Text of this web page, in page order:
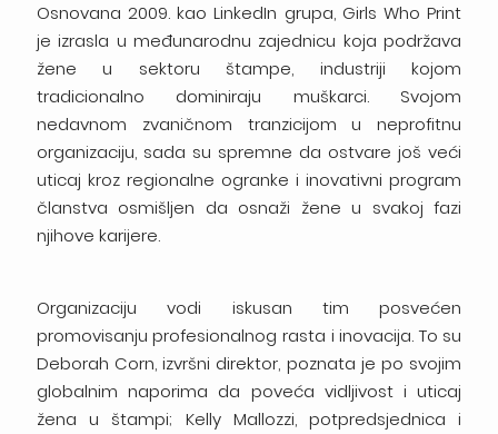
Osnovana 2009. kao LinkedIn grupa, Girls Who Print
je izrasla u međunarodnu zajednicu koja podržava
žene u sektoru štampe, industriji kojom
tradicionalno dominiraju muškarci. Svojom
nedavnom zvaničnom tranzicijom u neprofitnu
organizaciju, sada su spremne da ostvare još veći
uticaj kroz regionalne ogranke i inovativni program
članstva osmišljen da osnaži žene u svakoj fazi
njihove karijere.
Organizaciju vodi iskusan tim posvećen
promovisanju profesionalnog rasta i inovacija. To su
Deborah Corn, izvršni direktor, poznata je po svojim
globalnim naporima da poveća vidljivost i uticaj
žena u štampi; Kelly Mallozzi, potpredsjednica i